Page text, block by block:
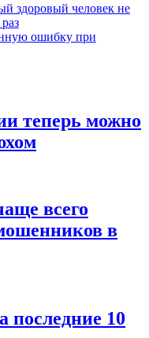
здоровый человек не
ошибку при
теперь можно
всего
в
последние 10